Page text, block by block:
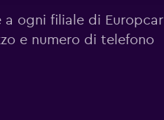
ogni filiale di Europcar
e numero di telefono